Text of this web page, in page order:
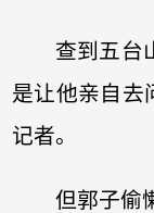
查到五台
是让他亲自去
记者。
但郭子偷